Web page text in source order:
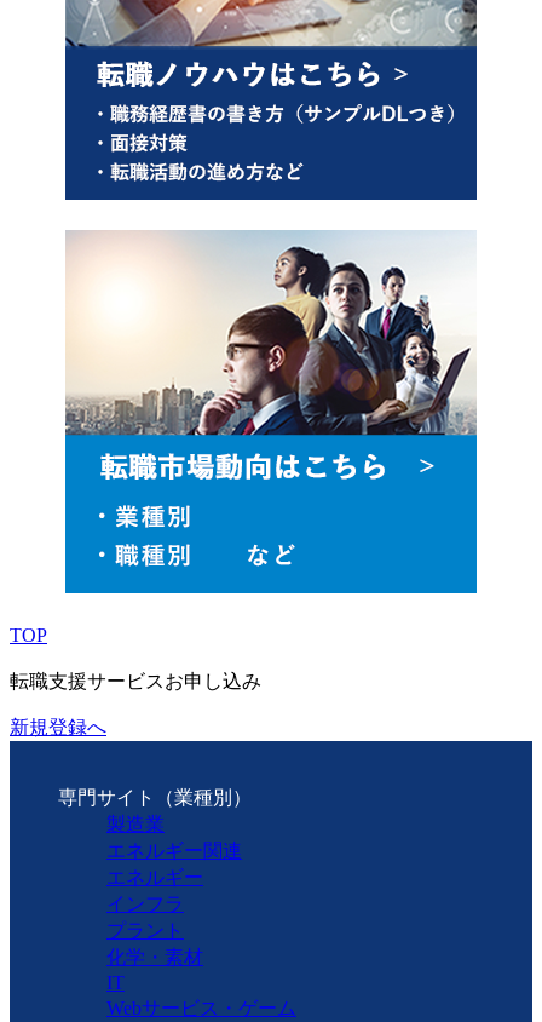
TOP
転職支援サービスお申し込み
新規登録へ
専門サイト（業種別）
製造業
エネルギー関連
エネルギー
インフラ
プラント
化学・素材
IT
Webサービス・ゲーム